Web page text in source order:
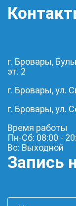
г. Бровары,
эт. 2
г. Бровары, ул.
г. Бровары, ул.
Время работы
Пн-Сб: 08:00 -
Вс: Выходной
Запись